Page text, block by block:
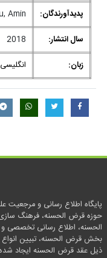
پدیدآورندگان:
Amin
سال انتشار:
2018
زبان:
انگلیسی
پایگاه اطلاع رسانی و
حوزه قرض الحسنه، فرهنگ
الحسنه، اطلاع رسانی تخصصی و
بخش قرض الحسنه، تبیین انواع
ذیل عقد قرض الحسنه ایجاد